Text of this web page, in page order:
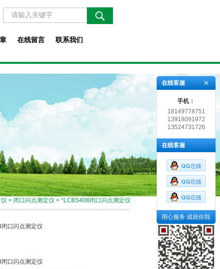
在线留言 联系我们
> 闭口闪点测定仪 > *LCBS408闭口闪点测定仪
口闪点测定仪
口闪点测定仪
在线客服
手机：
18149778751
13918091972
13524731726
在线客服
用心服务 成就你我